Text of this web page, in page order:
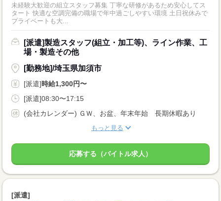
未経験大歓迎の組立スタッフ募集 丁寧な研修があるため安心してス
タート 快適な空調完備の職場で年中過ごしやすい環境 土日祝休みで
プライベートも大...
[派遣]製造スタッフ(組立・加工等)、ライン作業、工
場・製造その他
[勤務地]/埼玉県加須市
[派遣]時給1,300円〜
[派遣]08:30〜17:15
(会社カレンダー) ＧＷ、お盆、年末年始 長期休暇あり
もっと見る
応募する（バイトル求人）
[派遣]